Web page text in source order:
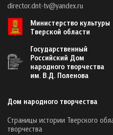
director.dnt-tv@yandex.ru
Министерство культуры
Тверской области
Государственный
Российский Дом
народного творчества
им. В.Д. Поленова
Дом народного творчества
Страницы истории Тверского
творчества